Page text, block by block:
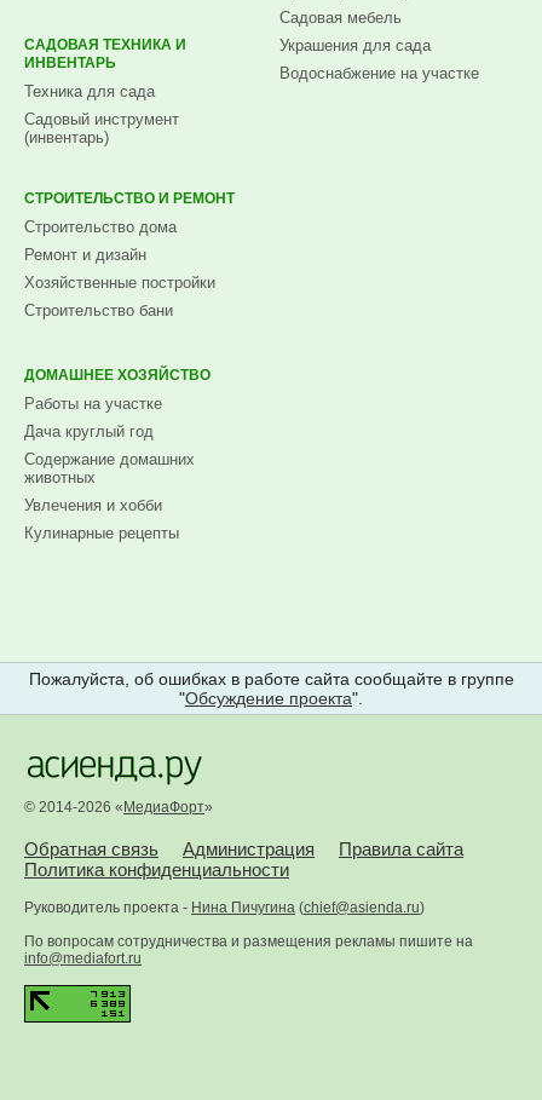
САДОВАЯ ТЕХНИКА И
ИНВЕНТАРЬ
Техника для сада
Садовый инструмент
(инвентарь)
Садовая мебель
Украшения для сада
Водоснабжение на участке
СТРОИТЕЛЬСТВО И РЕМОНТ
Строительство дома
Ремонт и дизайн
Хозяйственные постройки
Строительство бани
ДОМАШНЕЕ ХОЗЯЙСТВО
Работы на участке
Дача круглый год
Содержание домашних
животных
Увлечения и хобби
Кулинарные рецепты
Пожалуйста, об ошибках в работе сайта сообщайте в группе
"Обсуждение проекта".
© 2014-2026 «МедиаФорт»
Обратная связь Администрация
Правила сайта
Политика конфиденциальности
Руководитель проекта - Нина Пичугина (chief@asienda.ru)
По вопросам сотрудничества и размещения рекламы пишите на
info@mediafort.ru